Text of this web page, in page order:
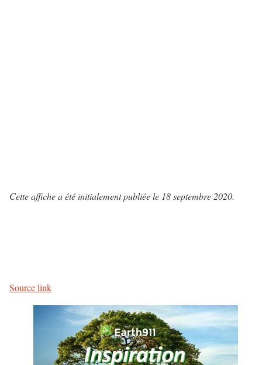
Cette affiche a été initialement publiée le 18 septembre 2020.
Source link